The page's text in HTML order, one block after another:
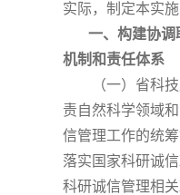
实际，制定本实施
一、构建协调
机制和责任体系
（一）省科技
责自然科学领域
信管理工作的统
落实国家科研诚
科研诚信管理相